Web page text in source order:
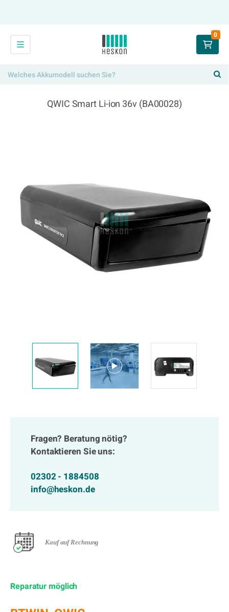
0
QWIC Smart Li-ion 36v (BA00028)
Fragen? Beratung nötig?
Kontaktieren Sie uns:
02302 - 1884508
info@heskon.de
Kauf auf Rechnung
Reparatur möglich